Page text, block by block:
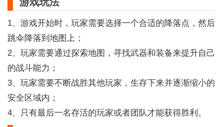
1、游戏开始时，玩家需要选择一个合适的降落点，然后
跳伞降落到地图上；
2、玩家需要通过探索地图，寻找武器和装备来提升自己
的战斗能力；
3、玩家需要不断战胜其他玩家，生存下来并逐渐缩小的
安全区域内；
4、只有最后一名存活的玩家或者团队才能获得胜利。